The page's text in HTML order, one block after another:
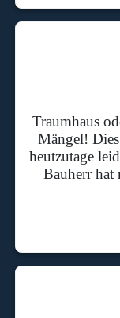
Traumhaus
Mängel!
heutzutage
Bauherr hat